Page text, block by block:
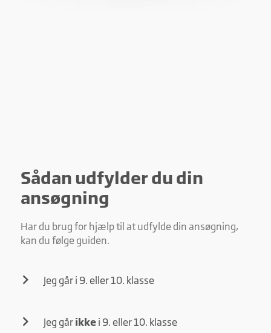
engagerende for den enkelte bruger, og dermed mere
værdifulde for udgivere og tredjeparts-annoncører.
Sådan udfylder du din
ansøgning
Har du brug for hjælp til at udfylde din ansøgning,
kan du følge guiden.
Jeg går i 9. eller 10. klasse
Jeg går ikkei 9. eller 10. klasse